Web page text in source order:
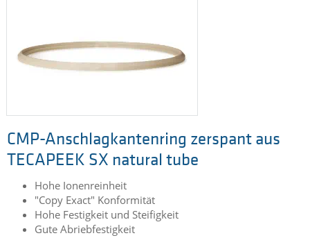
CMP-Anschlagkantenring zerspant aus
TECAPEEK SX natural tube
Hohe Ionenreinheit
"Copy Exact" Konformität
Hohe Festigkeit und Steifigkeit
Gute Abriebfestigkeit